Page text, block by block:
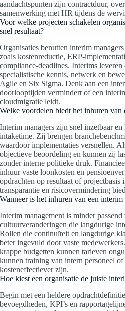
aandachtspunten zijn contractduur,
samenwerking met HR tijdens de
Voor welke projecten schakelen
snel resultaat?
Organisaties benutten interim
zoals kostenreductie, ERP-
compliance-deadlines. Interims leveren
specialistische kennis, netwerk en
Agile en Six Sigma. Denk aan een
doorlooptijden vermindert of een
cloudmigratie leidt.
Welke voordelen biedt het inhuren van
Interim managers zijn snel inzetbaar en
intaketime. Zij brengen
waardoor implementaties versnellen.
objectieve beoordeling en kunnen zij
zonder interne politieke druk.
inhuur vaste loonkosten en
opdrachten op resultaat of projectbasis
transparantie en risicovermindering
Wanneer is het inhuren van een
Interim management is minder
cultuurveranderingen die langdurige
Rollen die continuïteit en langdurige
beter ingevuld door vaste
krappe budgetten kunnen tarieven
kunnen training van intern personeel
kosteneffectiever zijn.
Hoe kiest een organisatie de juiste
Begin met een heldere
bevoegdheden, KPI’s en